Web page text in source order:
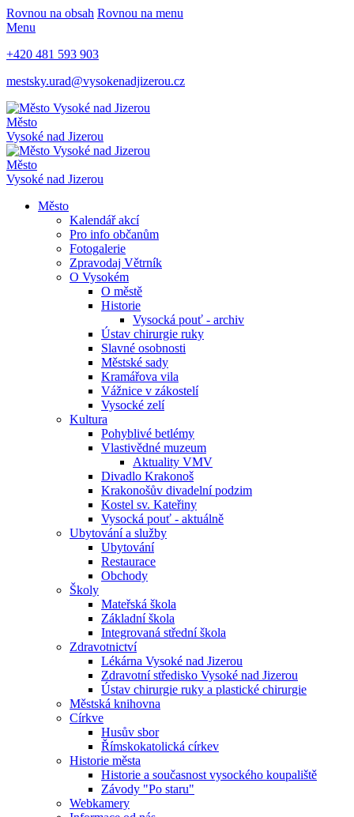
Rovnou na obsah Rovnou na menu
Menu
+420 481 593 903
mestsky.urad@vysokenadjizerou.cz
Město
Vysoké nad Jizerou
Město
Vysoké nad Jizerou
Město
Kalendář akcí
Pro info občanům
Fotogalerie
Zpravodaj Větrník
O Vysokém
O městě
Historie
Vysocká pouť - archiv
Ústav chirurgie ruky
Slavné osobnosti
Městské sady
Kramářova vila
Vážnice v zákostelí
Vysocké zelí
Kultura
Pohyblivé betlémy
Vlastivědné muzeum
Aktuality VMV
Divadlo Krakonoš
Krakonošův divadelní podzim
Kostel sv. Kateřiny
Vysocká pouť - aktuálně
Ubytování a služby
Ubytování
Restaurace
Obchody
Školy
Mateřská škola
Základní škola
Integrovaná střední škola
Zdravotnictví
Lékárna Vysoké nad Jizerou
Zdravotní středisko Vysoké nad Jizerou
Ústav chirurgie ruky a plastické chirurgie
Městská knihovna
Církve
Husův sbor
Římskokatolická církev
Historie města
Historie a současnost vysockého koupaliště
Závody "Po staru"
Webkamery